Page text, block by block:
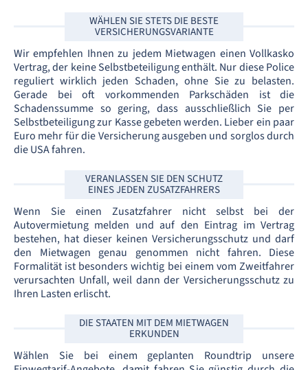
WÄHLEN SIE STETS DIE BESTE
VERSICHERUNGSVARIANTE
Wir empfehlen Ihnen zu jedem Mietwagen einen Vollkasko
Vertrag, der keine Selbstbeteiligung enthält. Nur diese Police
reguliert wirklich jeden Schaden, ohne Sie zu belasten.
Gerade bei oft vorkommenden Parkschäden ist die
Schadenssumme so gering, dass ausschließlich Sie per
Selbstbeteiligung zur Kasse gebeten werden. Lieber ein paar
Euro mehr für die Versicherung ausgeben und sorglos durch
die USA fahren.
VERANLASSEN SIE DEN SCHUTZ
EINES JEDEN ZUSATZFAHRERS
Wenn Sie einen Zusatzfahrer nicht selbst bei der
Autovermietung melden und auf den Eintrag im Vertrag
bestehen, hat dieser keinen Versicherungsschutz und darf
den Mietwagen genau genommen nicht fahren. Diese
Formalität ist besonders wichtig bei einem vom Zweitfahrer
verursachten Unfall, weil dann der Versicherungsschutz zu
Ihren Lasten erlischt.
DIE STAATEN MIT DEM MIETWAGEN
ERKUNDEN
Wählen Sie bei einem geplanten Roundtrip unsere